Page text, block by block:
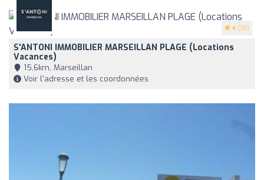
4 (78)
S'ANTONI IMMOBILIER MARSEILLAN PLAGE (Locations
Vacances)
15,6km, Marseillan
Voir l'adresse et les coordonnées